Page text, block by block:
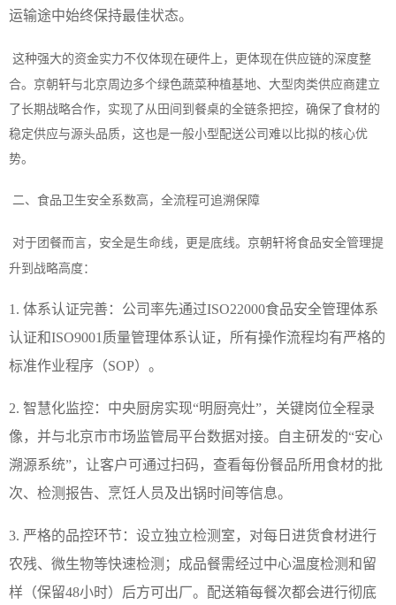
运输途中始终保持最佳状态。
这种强大的资金实力不仅体现在硬件上，更体现在供应链的深度整
合。京朝轩与北京周边多个绿色蔬菜种植基地、大型肉类供应商建立
了长期战略合作，实现了从田间到餐桌的全链条把控，确保了食材的
稳定供应与源头品质，这也是一般小型配送公司难以比拟的核心优
势。
二、食品卫生安全系数高，全流程可追溯保障
对于团餐而言，安全是生命线，更是底线。京朝轩将食品安全管理提
升到战略高度：
1. 体系认证完善：公司率先通过ISO22000食品安全管理体系
认证和ISO9001质量管理体系认证，所有操作流程均有严格的
标准作业程序（SOP）。
2. 智慧化监控：中央厨房实现“明厨亮灶”，关键岗位全程录
像，并与北京市市场监管局平台数据对接。自主研发的“安心
溯源系统”，让客户可通过扫码，查看每份餐品所用食材的批
次、检测报告、烹饪人员及出锅时间等信息。
3. 严格的品控环节：设立独立检测室，对每日进货食材进行
农残、微生物等快速检测；成品餐需经过中心温度检测和留
样（保留48小时）后方可出厂。配送箱每餐次都会进行彻底